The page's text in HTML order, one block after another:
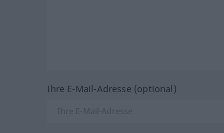
Ihre E-Mail-Adresse (optional)